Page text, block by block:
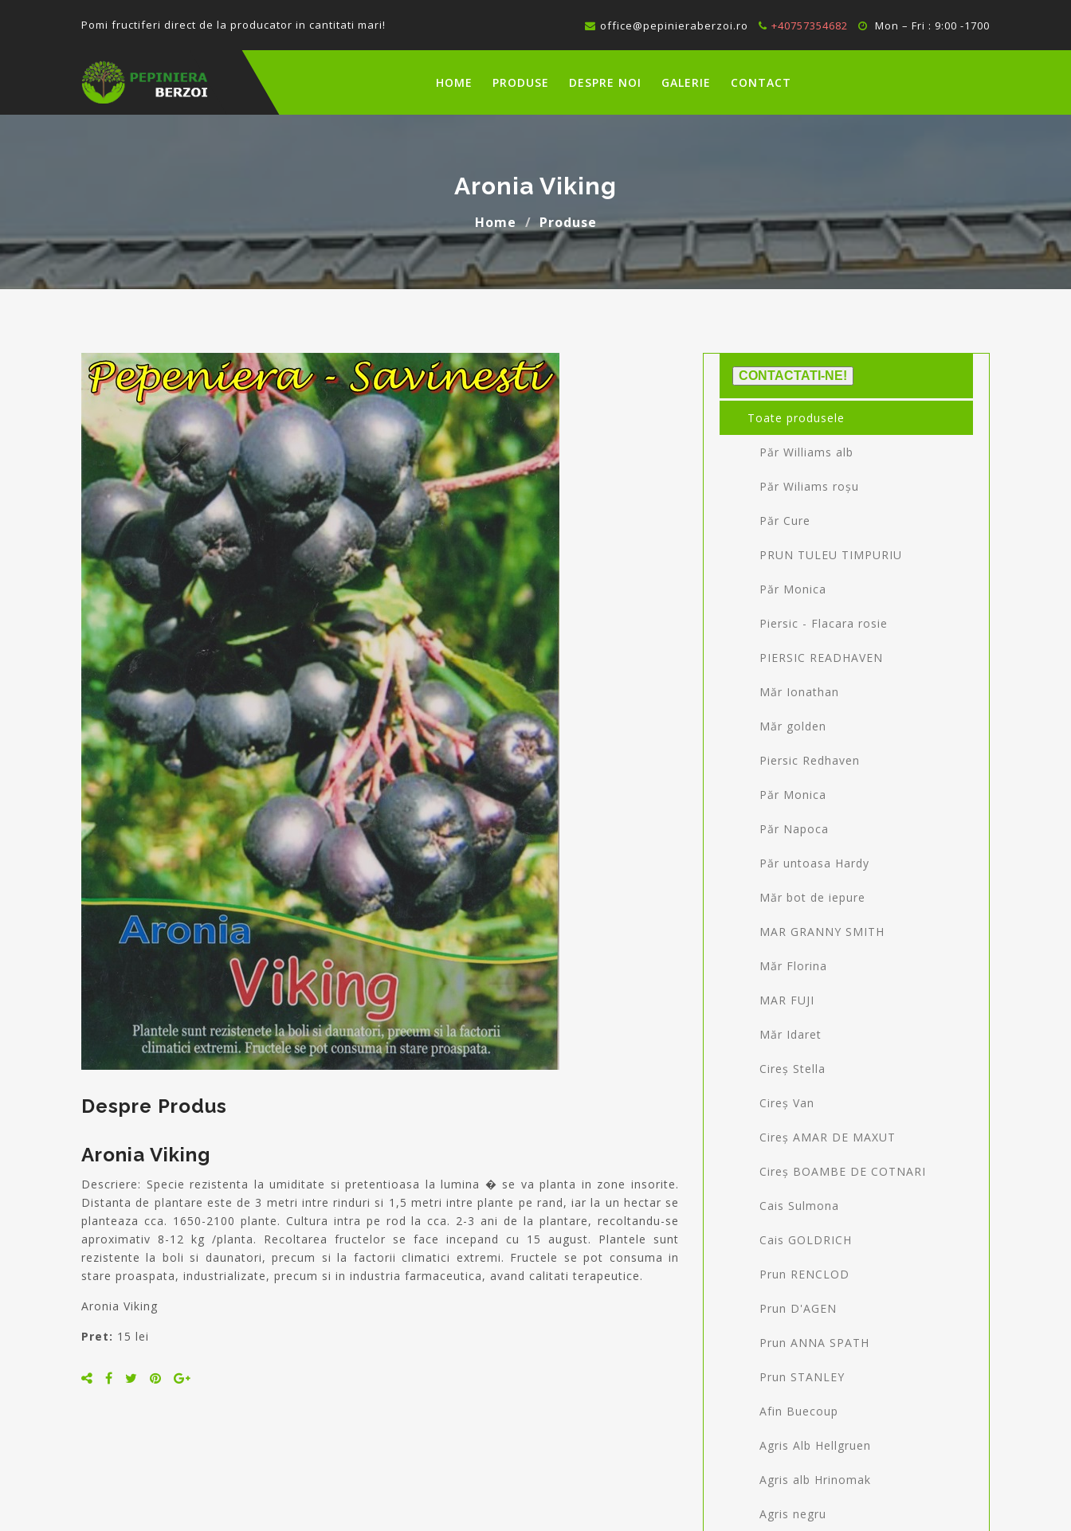
Pomi fructiferi direct de la producator in cantitati mari! office@pepinieraberzoi.ro +40757354682 Mon – Fri : 9:00 -1700
HOME PRODUSE DESPRE NOI GALERIE CONTACT
Aronia Viking
Home Produse
Despre Produs
Aronia Viking
Descriere: Specie rezistenta la umiditate si pretentioasa la lumina � se va planta in zone insorite.
Distanta de plantare este de 3 metri intre rinduri si 1,5 metri intre plante pe rand, iar la un hectar se
planteaza cca. 1650-2100 plante. Cultura intra pe rod la cca. 2-3 ani de la plantare, recoltandu-se
aproximativ 8-12 kg /planta. Recoltarea fructelor se face incepand cu 15 august. Plantele sunt
rezistente la boli si daunatori, precum si la factorii climatici extremi. Fructele se pot consuma in
stare proaspata, industrializate, precum si in industria farmaceutica, avand calitati terapeutice.
Aronia Viking
Pret: 15 lei
CONTACTATI-NE!
Toate produsele
Păr Williams alb
Păr Wiliams roșu
Păr Cure
PRUN TULEU TIMPURIU
Păr Monica
Piersic - Flacara rosie
PIERSIC READHAVEN
Măr Ionathan
Măr golden
Piersic Redhaven
Păr Monica
Păr Napoca
Păr untoasa Hardy
Măr bot de iepure
MAR GRANNY SMITH
Măr Florina
MAR FUJI
Măr Idaret
Cireș Stella
Cireș Van
Cireș AMAR DE MAXUT
Cireș BOAMBE DE COTNARI
Cais Sulmona
Cais GOLDRICH
Prun RENCLOD
Prun D'AGEN
Prun ANNA SPATH
Prun STANLEY
Afin Buecoup
Agris Alb Hellgruen
Agris alb Hrinomak
Agris negru